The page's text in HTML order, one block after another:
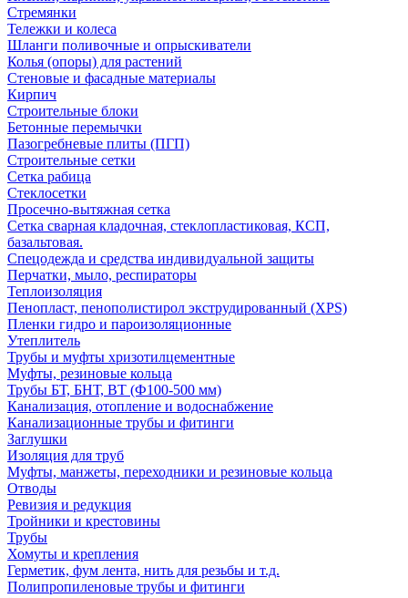
Стремянки
Тележки и колеса
Шланги поливочные и опрыскиватели
Колья (опоры) для растений
Стеновые и фасадные материалы
Кирпич
Строительные блоки
Бетонные перемычки
Пазогребневые плиты (ПГП)
Строительные сетки
Сетка рабица
Стеклосетки
Просечно-вытяжная сетка
Сетка сварная кладочная, стеклопластиковая, КСП,
базальтовая.
Спецодежда и средства индивидуальной защиты
Перчатки, мыло, респираторы
Теплоизоляция
Пенопласт, пенополистирол экструдированный (XPS)
Пленки гидро и пароизоляционные
Утеплитель
Трубы и муфты хризотилцементные
Муфты, резиновые кольца
Трубы БТ, БНТ, ВТ (Ф100-500 мм)
Канализация, отопление и водоснабжение
Канализационные трубы и фитинги
Заглушки
Изоляция для труб
Муфты, манжеты, переходники и резиновые кольца
Отводы
Ревизия и редукция
Тройники и крестовины
Трубы
Хомуты и крепления
Герметик, фум лента, нить для резьбы и т.д.
Полипропиленовые трубы и фитинги